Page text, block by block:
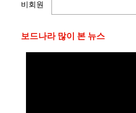
비회원
보드나라 많이 본 뉴스